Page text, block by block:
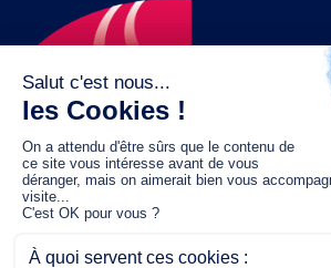
Le fonds de dotation MGC s’engage à
jouer un rôle dans la prévention santé
pour tous.
2/4 place de l’Abbé G. Hénocque